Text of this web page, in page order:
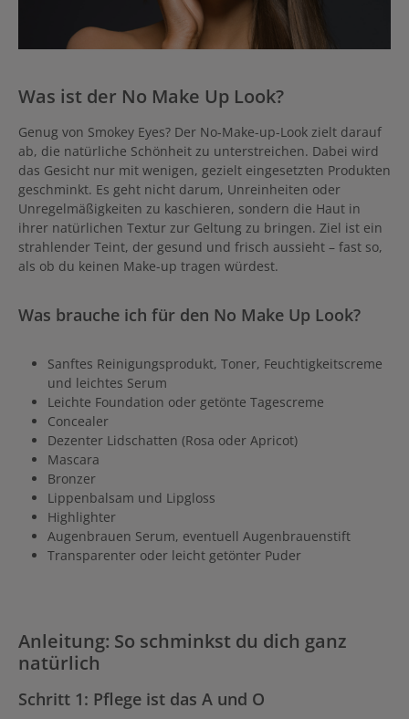
Was ist der No Make Up Look?
Genug von Smokey Eyes? Der No-Make-up-Look zielt darauf
ab, die natürliche Schönheit zu unterstreichen. Dabei wird
das Gesicht nur mit wenigen, gezielt eingesetzten Produkten
geschminkt. Es geht nicht darum, Unreinheiten oder
Unregelmäßigkeiten zu kaschieren, sondern die Haut in
ihrer natürlichen Textur zur Geltung zu bringen. Ziel ist ein
strahlender Teint, der gesund und frisch aussieht – fast so,
als ob du keinen Make-up tragen würdest.
Was brauche ich für den No Make Up Look?
Sanftes Reinigungsprodukt, Toner, Feuchtigkeitscreme
und leichtes Serum
Leichte Foundation oder getönte Tagescreme
Concealer
Dezenter Lidschatten (Rosa oder Apricot)
Mascara
Bronzer
Lippenbalsam und Lipgloss
Highlighter
Augenbrauen Serum, eventuell Augenbrauenstift
Transparenter oder leicht getönter Puder
Anleitung: So schminkst du dich ganz
natürlich
Schritt 1: Pflege ist das A und O